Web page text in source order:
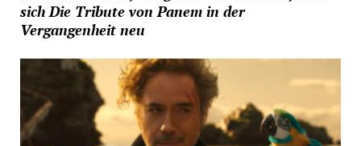
sich Die Tribute von Panem in der
Vergangenheit neu